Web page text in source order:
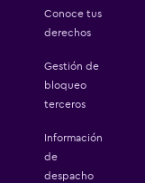
Conoce tus
derechos
Gestión de
bloqueo
terceros
Información
de
despacho